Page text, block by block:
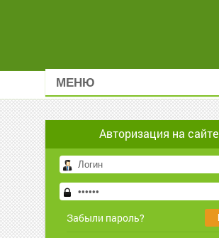
МЕНЮ
Авторизация на сайте
Забыли пароль?